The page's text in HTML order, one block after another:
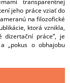
transparentnej
jeho práce vziať do
na filozofické
ktorá vznikla,
dizertační práce“, je
„pokus o obhajobu